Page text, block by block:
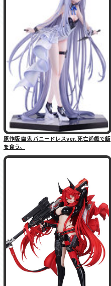
原作版 幽鬼 バニードレスver. 死亡遊戯で飯
を食う。